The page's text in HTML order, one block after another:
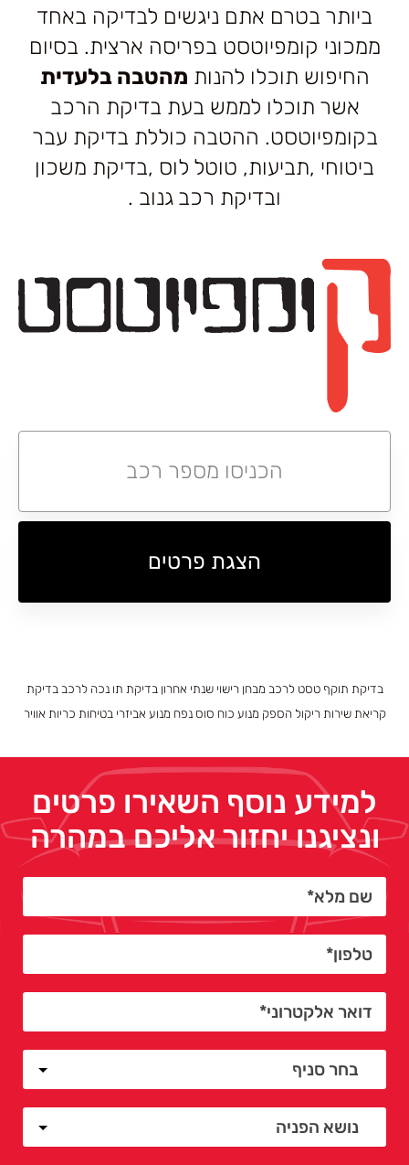
ביותר בטרם אתם ניגשים לבדיקה באחד
ממכוני קומפיוטסט בפריסה ארצית. בסיום
החיפוש תוכלו להנות מהטבה בלעדית
אשר תוכלו לממש בעת בדיקת הרכב
בקומפיוטסט. ההטבה כוללת בדיקת עבר
ביטוחי ,תביעות, טוטל לוס ,בדיקת משכון
ובדיקת רכב גנוב .
הצגת פרטים
בדיקת תוקף טסט לרכב מבחן רישוי שנתי אחרון בדיקת תו נכה לרכב בדיקת
קריאת שירות ריקול הספק מנוע כוח סוס נפח מנוע אביזרי בטיחות כריות אוויר
למידע נוסף השאירו פרטים
ונציגנו יחזור אליכם במהרה